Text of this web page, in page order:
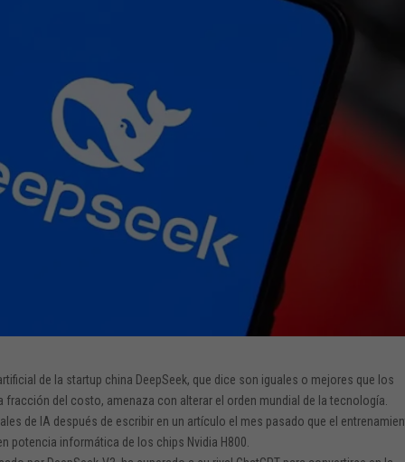
de la startup china DeepSeek, que dice son iguales o mejores que los
del costo, amenaza con alterar el orden mundial de la tecnología.
de IA después de escribir en un artículo el mes pasado que el
potencia informática de los chips Nvidia H800.